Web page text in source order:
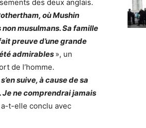
des deux anglais.
où Mushin
musulmans. Sa famille
preuve d’une grande
admirables », un
de l’homme.
suive, à cause de sa
Je ne comprendrai jamais
a-t-elle conclu avec